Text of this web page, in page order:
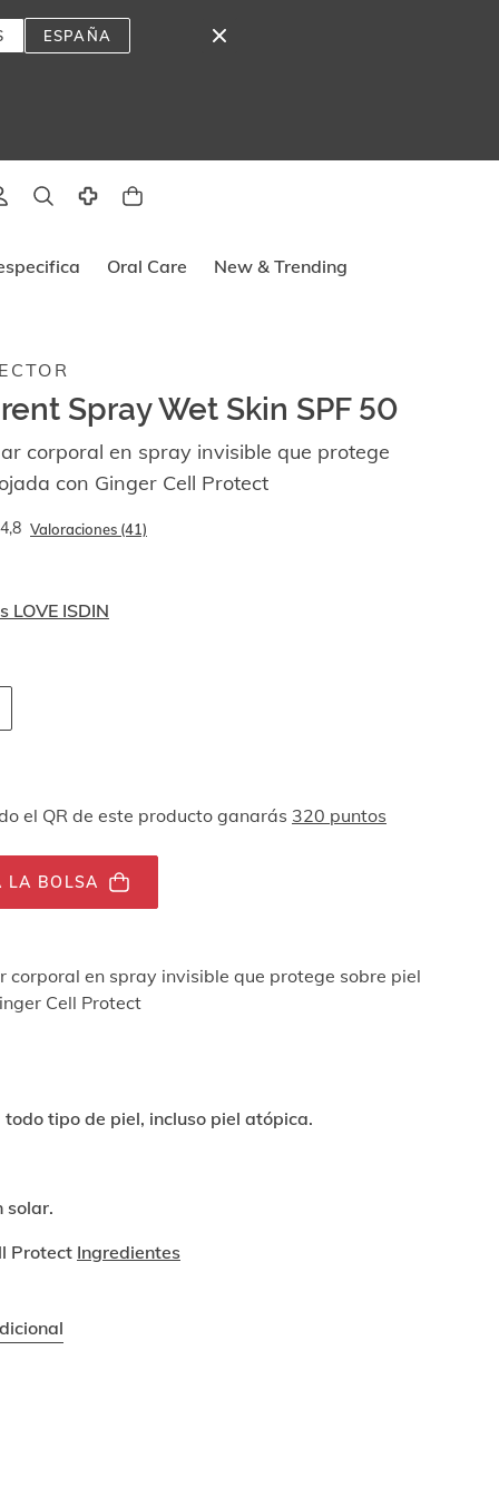
ESPAÑA
Oral Care New & Trending
Spray Wet Skin SPF 50
corporal en spray invisible que protege
con Ginger Cell Protect
4,8 Valoraciones (41)
LOVE ISDIN
el QR de este producto ganarás 320 puntos
LA BOLSA
corporal en spray invisible que protege sobre piel
Cell Protect
tipo de piel, incluso piel atópica.
solar.
Protect Ingredientes